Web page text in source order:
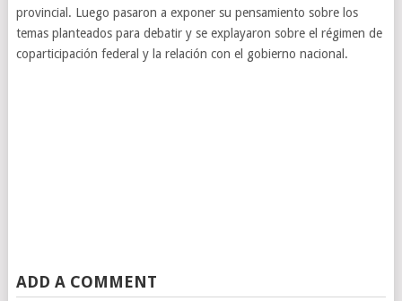
provincial. Luego pasaron a exponer su pensamiento sobre los
temas planteados para debatir y se explayaron sobre el régimen de
coparticipación federal y la relación con el gobierno nacional.
ADD A COMMENT